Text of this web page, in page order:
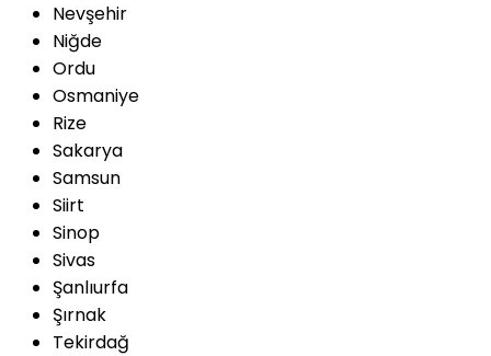
Nevşehir
Niğde
Ordu
Osmaniye
Rize
Sakarya
Samsun
Siirt
Sinop
Sivas
Şanlıurfa
Şırnak
Tekirdağ